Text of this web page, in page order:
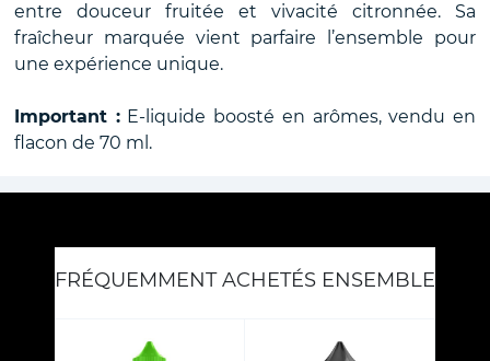
entre douceur fruitée et vivacité citronnée. Sa
fraîcheur marquée vient parfaire l’ensemble pour
une expérience unique.
Important :E-liquide boosté en arômes, vendu en
flacon de 70 ml.
FRÉQUEMMENT ACHETÉS ENSEMBLE